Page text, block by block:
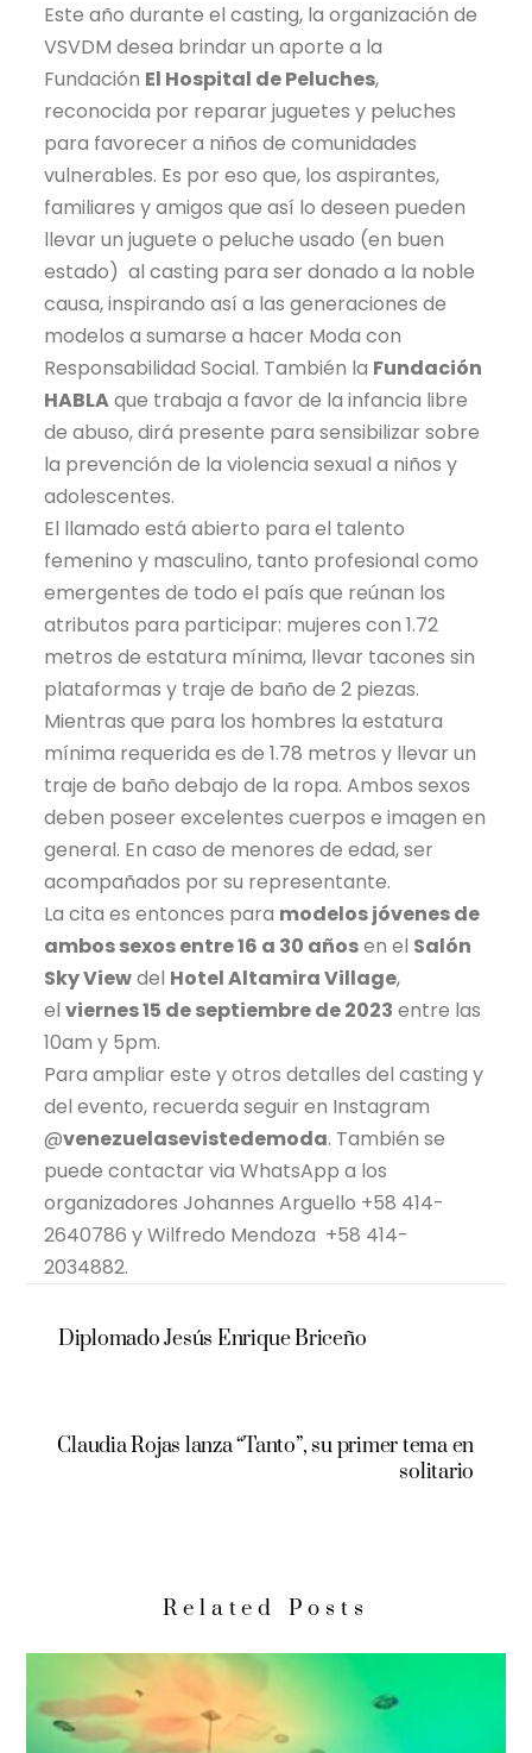
Este año durante el casting, la organización de
VSVDM desea brindar un aporte a la
Fundación El Hospital de Peluches,
reconocida por reparar juguetes y peluches
para favorecer a niños de comunidades
vulnerables. Es por eso que, los aspirantes,
familiares y amigos que así lo deseen pueden
llevar un juguete o peluche usado (en buen
estado) al casting para ser donado a la noble
causa, inspirando así a las generaciones de
modelos a sumarse a hacer Moda con
Responsabilidad Social. También la Fundación
HABLAque trabaja a favor de la infancia libre
de abuso, dirá presente para sensibilizar sobre
la prevención de la violencia sexual a niños y
adolescentes.
El llamado está abierto para el talento
femenino y masculino, tanto profesional como
emergentes de todo el país que reúnan los
atributos para participar: mujeres con 1.72
metros de estatura mínima, llevar tacones sin
plataformas y traje de baño de 2 piezas.
Mientras que para los hombres la estatura
mínima requerida es de 1.78 metros y llevar un
traje de baño debajo de la ropa. Ambos sexos
deben poseer excelentes cuerpos e imagen en
general. En caso de menores de edad, ser
acompañados por su representante.
La cita es entonces para modelos jóvenes de
ambos sexos entre 16 a 30 añosen el Salón
Sky Viewdel Hotel Altamira Village,
elviernes 15 de septiembre de 2023 entre las
10am y 5pm.
Para ampliar este y otros detalles del casting y
del evento, recuerda seguir en Instagram
@venezuelasevistedemoda. También se
puede contactar via WhatsApp a los
organizadores Johannes Arguello +58 414-
2640786 y Wilfredo Mendoza +58 414-
2034882.
Diplomado Jesús Enrique Briceño
Claudia Rojas lanza “Tanto”, su primer tema en
solitario
Related Posts